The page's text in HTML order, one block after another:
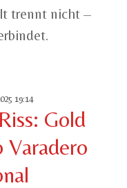
trennt nicht –
19:14
Gold
Varadero